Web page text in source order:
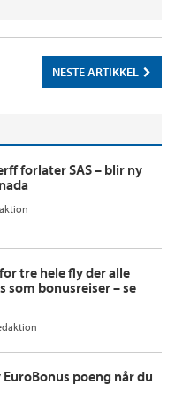
NESTE ARTIKKEL
forlater SAS – blir ny
tre hele fly der alle
som bonusreiser – se
poeng når du